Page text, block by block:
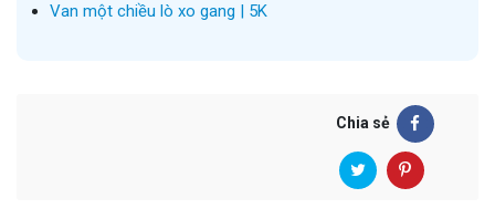
Van một chiều lò xo gang | 5K
Chia sẻ